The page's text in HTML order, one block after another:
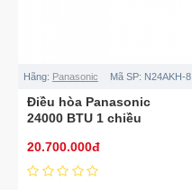
Hãng: Panasonic Mã SP: N24AKH-8
Điều hòa Panasonic
24000 BTU 1 chiều
20.700.000đ